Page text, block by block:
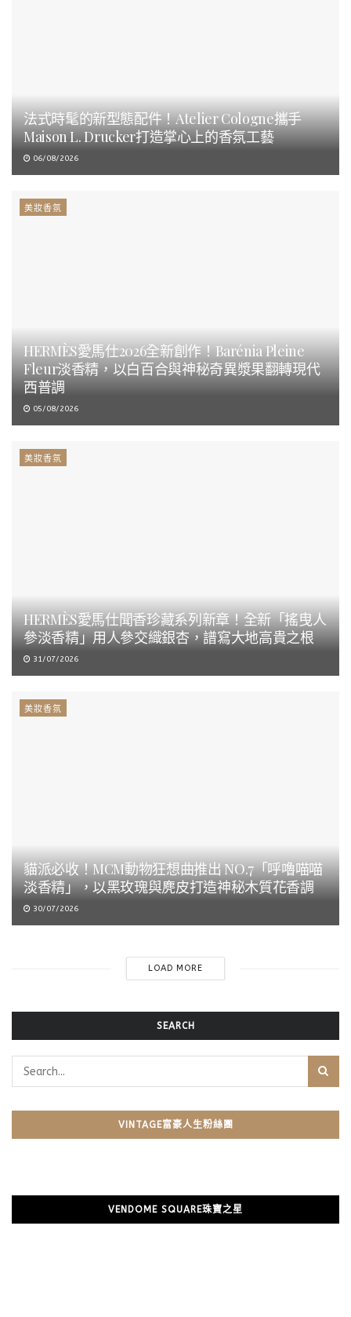
法式時髦的新型態配件！Atelier Cologne攜手
Maison L. Drucker打造掌心上的香氛工藝
06/08/2026
美妝香氛
HERMÈS愛馬仕2026全新創作！Barénia Pleine
Fleur淡香精，以白百合與神秘奇異漿果翻轉現代
西普調
05/08/2026
美妝香氛
HERMÈS愛馬仕聞香珍藏系列新章！全新「搖曳人
參淡香精」用人參交織銀杏，譜寫大地高貴之根
31/07/2026
美妝香氛
貓派必收！MCM動物狂想曲推出 NO.7「呼嚕喵喵
淡香精」，以黑玫瑰與麂皮打造神秘木質花香調
30/07/2026
LOAD MORE
SEARCH
VINTAGE富豪人生粉絲團
VENDOME SQUARE珠寶之星